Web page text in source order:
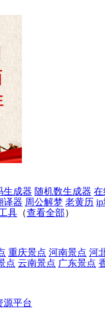
生成器 随机数生成器 在
译器 周公解梦 老黄历 ip
具 （查看全部）
重庆景点 河南景点 河
点 云南景点 广东景点
源平台